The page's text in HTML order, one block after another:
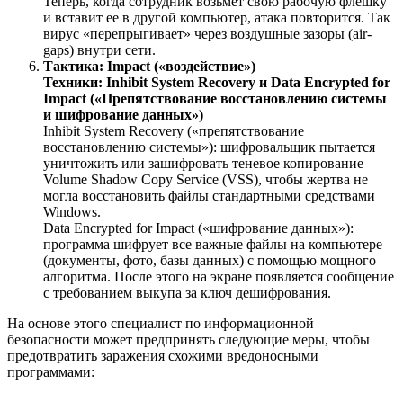
и вставит ее в другой компьютер, атака повторится. Так
вирус «перепрыгивает» через воздушные зазоры (air-
gaps) внутри сети.
Тактика: Impact («воздействие»)
Техники: Inhibit System Recovery и Data Encrypted for
Impact («Препятствование восстановлению системы
и шифрование данных»)
Inhibit System Recovery («препятствование
восстановлению системы»): шифровальщик пытается
уничтожить или зашифровать теневое копирование
Volume Shadow Copy Service (VSS), чтобы жертва не
могла восстановить файлы стандартными средствами
Windows.
Data Encrypted for Impact («шифрование данных»):
программа шифрует все важные файлы на компьютере
(документы, фото, базы данных) с помощью мощного
алгоритма. После этого на экране появляется сообщение
с требованием выкупа за ключ дешифрования.
На основе этого специалист по информационной
безопасности может предпринять следующие меры, чтобы
предотвратить заражения схожими вредоносными
программами: